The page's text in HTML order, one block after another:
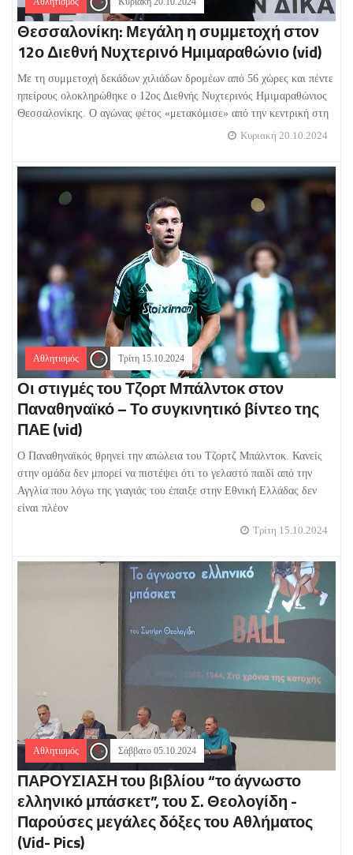
Θεσσαλονίκη: Μεγάλη η συμμετοχή στον
12ο Διεθνή Νυχτερινό Ημιμαραθώνιο (vid)
Με τη συμμετοχή δεκάδων χιλιάδων δρομέων από 56 χώρες και πέντε
ηπείρους ολοκληρώθηκε ο 12ος Διεθνής Νυχτερινός Ημιμαραθώνιος
Θεσσαλονίκης. Ο αγώνας φέτος «μετακόμισε» από την κεντρική στη
Κυριακή 20.10.2024
Αθλητισμός Τρίτη 15.10.2024
Οι στιγμές του Τζορτ Μπάλντοκ στον
Παναθηναϊκό – Το συγκινητικό βίντεο της
ΠΑΕ (vid)
Ο Παναθηναϊκός θρηνεί την απώλεια του Τζορτζ Μπάλντοκ. Κανείς
στην ομάδα δεν μπορεί να πιστέψει ότι το γελαστό παιδί από την
Αγγλία που λόγω της γιαγιάς του έπαιξε στην Εθνική Ελλάδας δεν
είναι πλέον
Τρίτη 15.10.2024
Αθλητισμός Σάββατο 05.10.2024
ΠΑΡΟΥΣΙΑΣΗ του βιβλίου “το άγνωστο
ελληνικό μπάσκετ”, του Σ. Θεολογίδη -
Παρούσες μεγάλες δόξες του Αθλήματος
(Vid- Pics)